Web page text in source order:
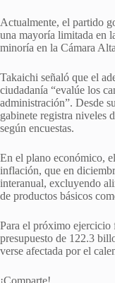
Actualmente, el partido
una mayoría limitada en
minoría en la Cámara
Takaichi señaló que el
ciudadanía “evalúe los
administración”. Desde
gabinete registra niveles
según encuestas.
En el plano económico,
inflación, que en
interanual, excluyendo
de productos básicos
Para el próximo
presupuesto de 122.3
verse afectada por el